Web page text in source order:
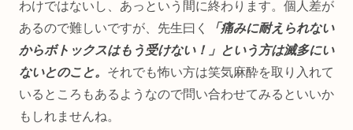
わけではないし、あっという間に終わります。個人差が
あるので難しいですが、先生曰く
「痛みに耐えられない
からボトックスはもう受けない！」という方は滅多にい
ないとのこと。 それでも怖い方は笑気麻酔を取り入れて
いるところもあるようなので問い合わせてみるといいか
もしれませんね。